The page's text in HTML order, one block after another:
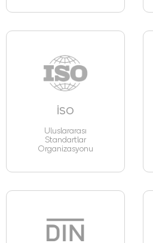
İSO
Uluslararası
Standartlar
Organizasyonu